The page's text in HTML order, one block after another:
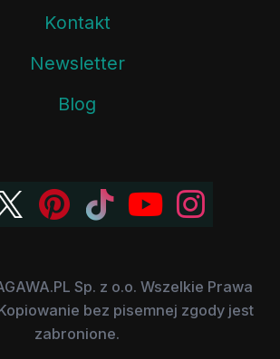
Kontakt
Newsletter
Blog
Sp. z o.o. Wszelkie Prawa
bez pisemnej zgody jest
zabronione.